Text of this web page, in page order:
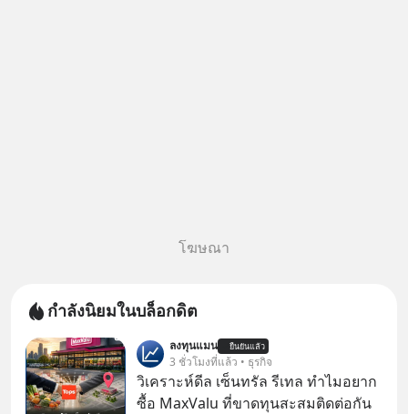
โฆษณา
กำลังนิยมในบล็อกดิต
ลงทุนแมน ยืนยันแล้ว
3 ชั่วโมงที่แล้ว • ธุรกิจ
วิเคราะห์ดีล เซ็นทรัล รีเทล ทำไมอยาก
ซื้อ MaxValu ที่ขาดทุนสะสมติดต่อกัน